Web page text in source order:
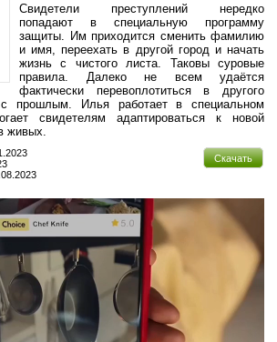
Свидетели преступлений нередко
попадают в специальную программу
защиты. Им приходится сменить фамилию
и имя, переехать в другой город и начать
жизнь с чистого листа. Таковы суровые
правила. Далеко не всем удаётся
фактически перевоплотиться в другого
прошлым. Илья работает в специальном
свидетелям адаптироваться к новой
живых.
Скачать